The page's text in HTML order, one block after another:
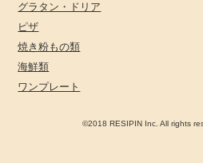
グラタン・ドリア
ピザ
焼き粉もの類
海鮮類
ワンプレート
©2018 RESIPIN Inc. All rights